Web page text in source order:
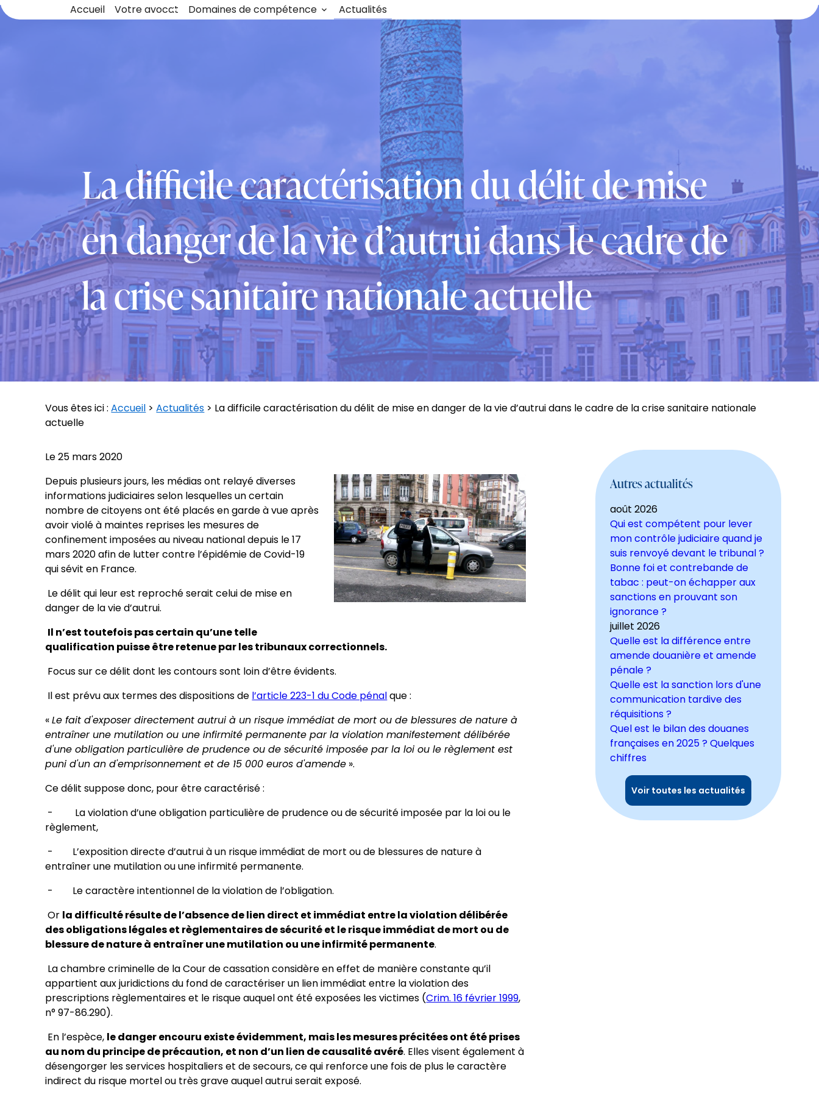
Accueil Votre avocat Domaines de compétence Actualités
La difficile caractérisation du délit de mise
en danger de la vie d’autrui dans le cadre de
la crise sanitaire nationale actuelle
Vous êtes ici : Accueil >Actualités > La difficile caractérisation du délit de mise en danger de la vie d’autrui dans le cadre de la crise sanitaire nationale
actuelle
Le25 mars 2020
Depuis plusieurs jours, les médias ont relayé diverses
informations judiciaires selon lesquelles un certain
nombre de citoyens ont été placés en garde à vue après
avoir violé à maintes reprises les mesures de
confinement imposées au niveau national depuis le 17
mars 2020 afin de lutter contre l’épidémie de Covid-19
qui sévit en France.
Le délit qui leur est reproché serait celui de mise en
danger de la vie d’autrui.
Il n’est toutefois pas certain qu’une telle
qualification puisse être retenue par les tribunaux correctionnels.
Focus sur ce délit dont les contours sont loin d’être évidents.
Il est prévu aux termes des dispositions de l’article 223-1 du Code pénalque :
«Le fait d'exposer directement autrui à un risque immédiat de mort ou de blessures de nature à
entraîner une mutilation ou une infirmité permanente par la violation manifestement délibérée
d'une obligation particulière de prudence ou de sécurité imposée par la loi ou le règlement est
puni d'un an d'emprisonnement et de 15 000 euros d'amende ».
Ce délit suppose donc, pour être caractérisé :
- La violation d’une obligation particulière de prudence ou de sécurité imposée par la loi ou le
règlement,
- L’exposition directe d’autrui à un risque immédiat de mort ou de blessures de nature à
entraîner une mutilation ou une infirmité permanente.
- Le caractère intentionnel de la violation de l’obligation.
Or la difficulté résulte de l’absence de lien direct et immédiat entre la violation délibérée
des obligations légales et règlementaires de sécurité et le risque immédiat de mort ou de
blessure de nature à entraîner une mutilation ou une infirmité permanente.
La chambre criminelle de la Cour de cassation considère en effet de manière constante qu’il
appartient aux juridictions du fond de caractériser un lien immédiat entre la violation des
prescriptions règlementaires et le risque auquel ont été exposées les victimes (Crim. 16 février 1999,
n° 97-86.290).
En l’espèce, le danger encouru existe évidemment, mais les mesures précitées ont été prises
au nom du principe de précaution, et non d’un lien de causalité avéré. Elles visent également à
désengorger les services hospitaliers et de secours, ce qui renforce une fois de plus le caractère
indirect du risque mortel ou très grave auquel autrui serait exposé.
Autres actualités
août 2026
Qui est compétent pour lever
mon contrôle judiciaire quand je
suis renvoyé devant le tribunal ?
Bonne foi et contrebande de
tabac : peut-on échapper aux
sanctions en prouvant son
ignorance ?
juillet 2026
Quelle est la différence entre
amende douanière et amende
pénale ?
Quelle est la sanction lors d'une
communication tardive des
réquisitions ?
Quel est le bilan des douanes
françaises en 2025 ? Quelques
chiffres
Voir toutes les actualités
Panneau de gestion des cookies